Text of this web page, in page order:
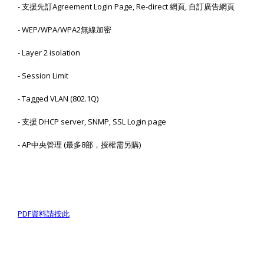
-支援先訂Agreement Login Page, Re-direct網頁, 自訂廣告網頁
- WEP/WPA/WPA2無線加密
- Layer 2 isolation
- Session Limit
- Tagged VLAN (802.1Q)
-支援 DHCP server, SNMP, SSL Login page
- AP中央管理 (最多8部，授權需另購)
PDF資料請按此